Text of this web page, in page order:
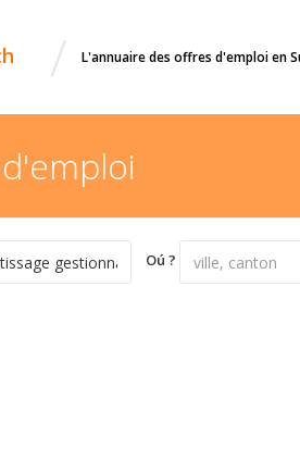
/ L'annuaire des offres d'emploi en
Oú ?